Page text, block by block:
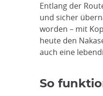
Entlang der
und sicher
worden – mit
heute den
auch eine
So